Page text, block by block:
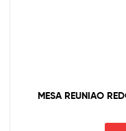
MESA REUNIAO